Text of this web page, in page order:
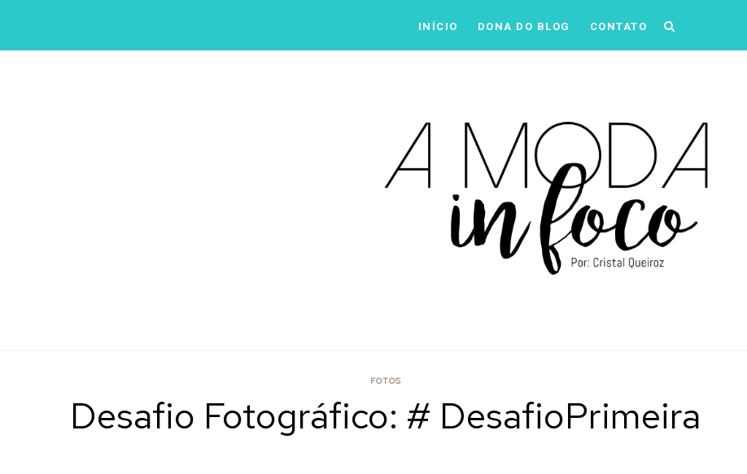
INÍCIO DONA DO BLOG CONTATO
FOTOS
Desafio Fotográfico: # DesafioPrimeira